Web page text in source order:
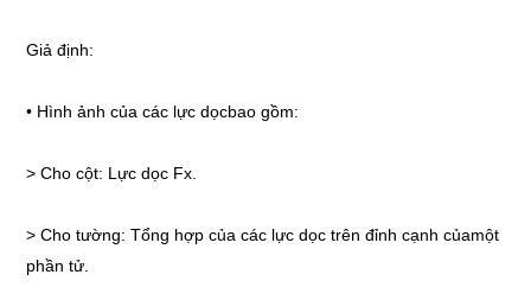
Giả định:
• Hình ảnh của các lực dọcbao gồm:
> Cho cột: Lực dọc Fx.
> Cho tường: Tổng hợp của các lực dọc trên đỉnh cạnh củamột
phần tử.